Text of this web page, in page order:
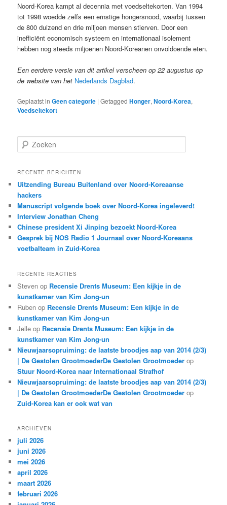
Noord-Korea kampt al decennia met voedseltekorten. Van 1994
tot 1998 woedde zelfs een ernstige hongersnood, waarbij tussen
de 800 duizend en drie miljoen mensen stierven. Door een
inefficiënt economisch systeem en internationaal isolement
hebben nog steeds miljoenen Noord-Koreanen onvoldoende eten.
Een eerdere versie van dit artikel verscheen op 22 augustus op
de website van het Nederlands Dagblad.
Geplaatst in Geen categorie |Getagged Honger,Noord-Korea,
Voedseltekort
o
k
n
RECENTE BERICHTEN
Uitzending Bureau Buitenland over Noord-Koreaanse
hackers
Manuscript volgende boek over Noord-Korea ingeleverd!
Interview Jonathan Cheng
Chinese president Xi Jinping bezoekt Noord-Korea
Gesprek bij NOS Radio 1 Journaal over Noord-Koreaans
voetbalteam in Zuid-Korea
RECENTE REACTIES
Steven op Recensie Drents Museum: Een kijkje in de
kunstkamer van Kim Jong-un
Ruben op Recensie Drents Museum: Een kijkje in de
kunstkamer van Kim Jong-un
Jelle op Recensie Drents Museum: Een kijkje in de
kunstkamer van Kim Jong-un
Nieuwjaarsopruiming: de laatste broodjes aap van 2014 (2/3)
| De Gestolen GrootmoederDe Gestolen Grootmoeder op
Stuur Noord-Korea naar Internationaal Strafhof
Nieuwjaarsopruiming: de laatste broodjes aap van 2014 (2/3)
| De Gestolen GrootmoederDe Gestolen Grootmoeder op
Zuid-Korea kan er ook wat van
ARCHIEVEN
juli 2026
juni 2026
mei 2026
april 2026
maart 2026
februari 2026